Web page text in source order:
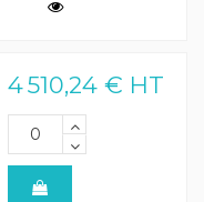
4 510,24 € HT